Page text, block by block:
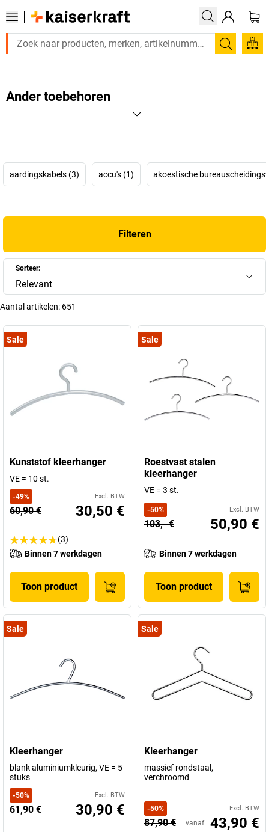
Zoeken
Ander toebehoren
aardingskabels (3) accu's (1) akoestische
Filteren
Sorteer:
Relevant
Aantal artikelen: 651
Sale
Kunststof kleerhanger
VE = 10 st.
-49% Excl. BTW
60,90 € 30,50 €
(3)
Binnen 7 werkdagen
Toon product
Sale
Roestvast stalen
kleerhanger
VE = 3 st.
-50% Excl. BTW
103,- € 50,90 €
Binnen 7 werkdagen
Toon product
Sale
Kleerhanger
blank aluminiumkleurig, VE = 5
stuks
-50% Excl. BTW
61,90 € 30,90 €
Sale
Kleerhanger
massief rondstaal,
verchroomd
-50% Excl. BTW
87,90 € vanaf 43,90 €